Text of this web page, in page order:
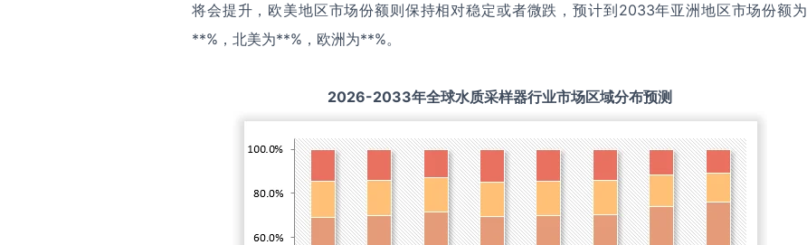
将会提升，欧美地区市场份额则保持相对稳定或者微跌，预计到2033年亚洲地区市场份额为
**%，北美为**%，欧洲为**%。
2026-2033年全球水质采样器行业市场区域分布预测